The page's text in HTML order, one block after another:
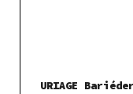
URIAGE